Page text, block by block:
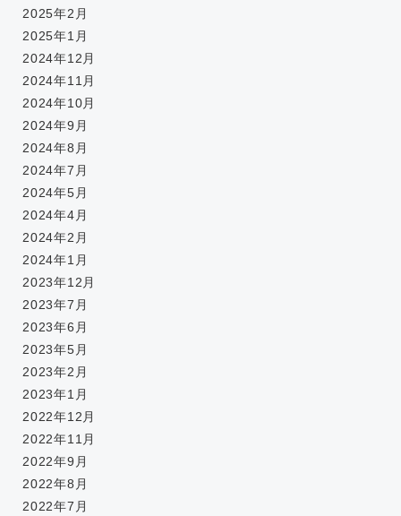
2025年2月
2025年1月
2024年12月
2024年11月
2024年10月
2024年9月
2024年8月
2024年7月
2024年5月
2024年4月
2024年2月
2024年1月
2023年12月
2023年7月
2023年6月
2023年5月
2023年2月
2023年1月
2022年12月
2022年11月
2022年9月
2022年8月
2022年7月